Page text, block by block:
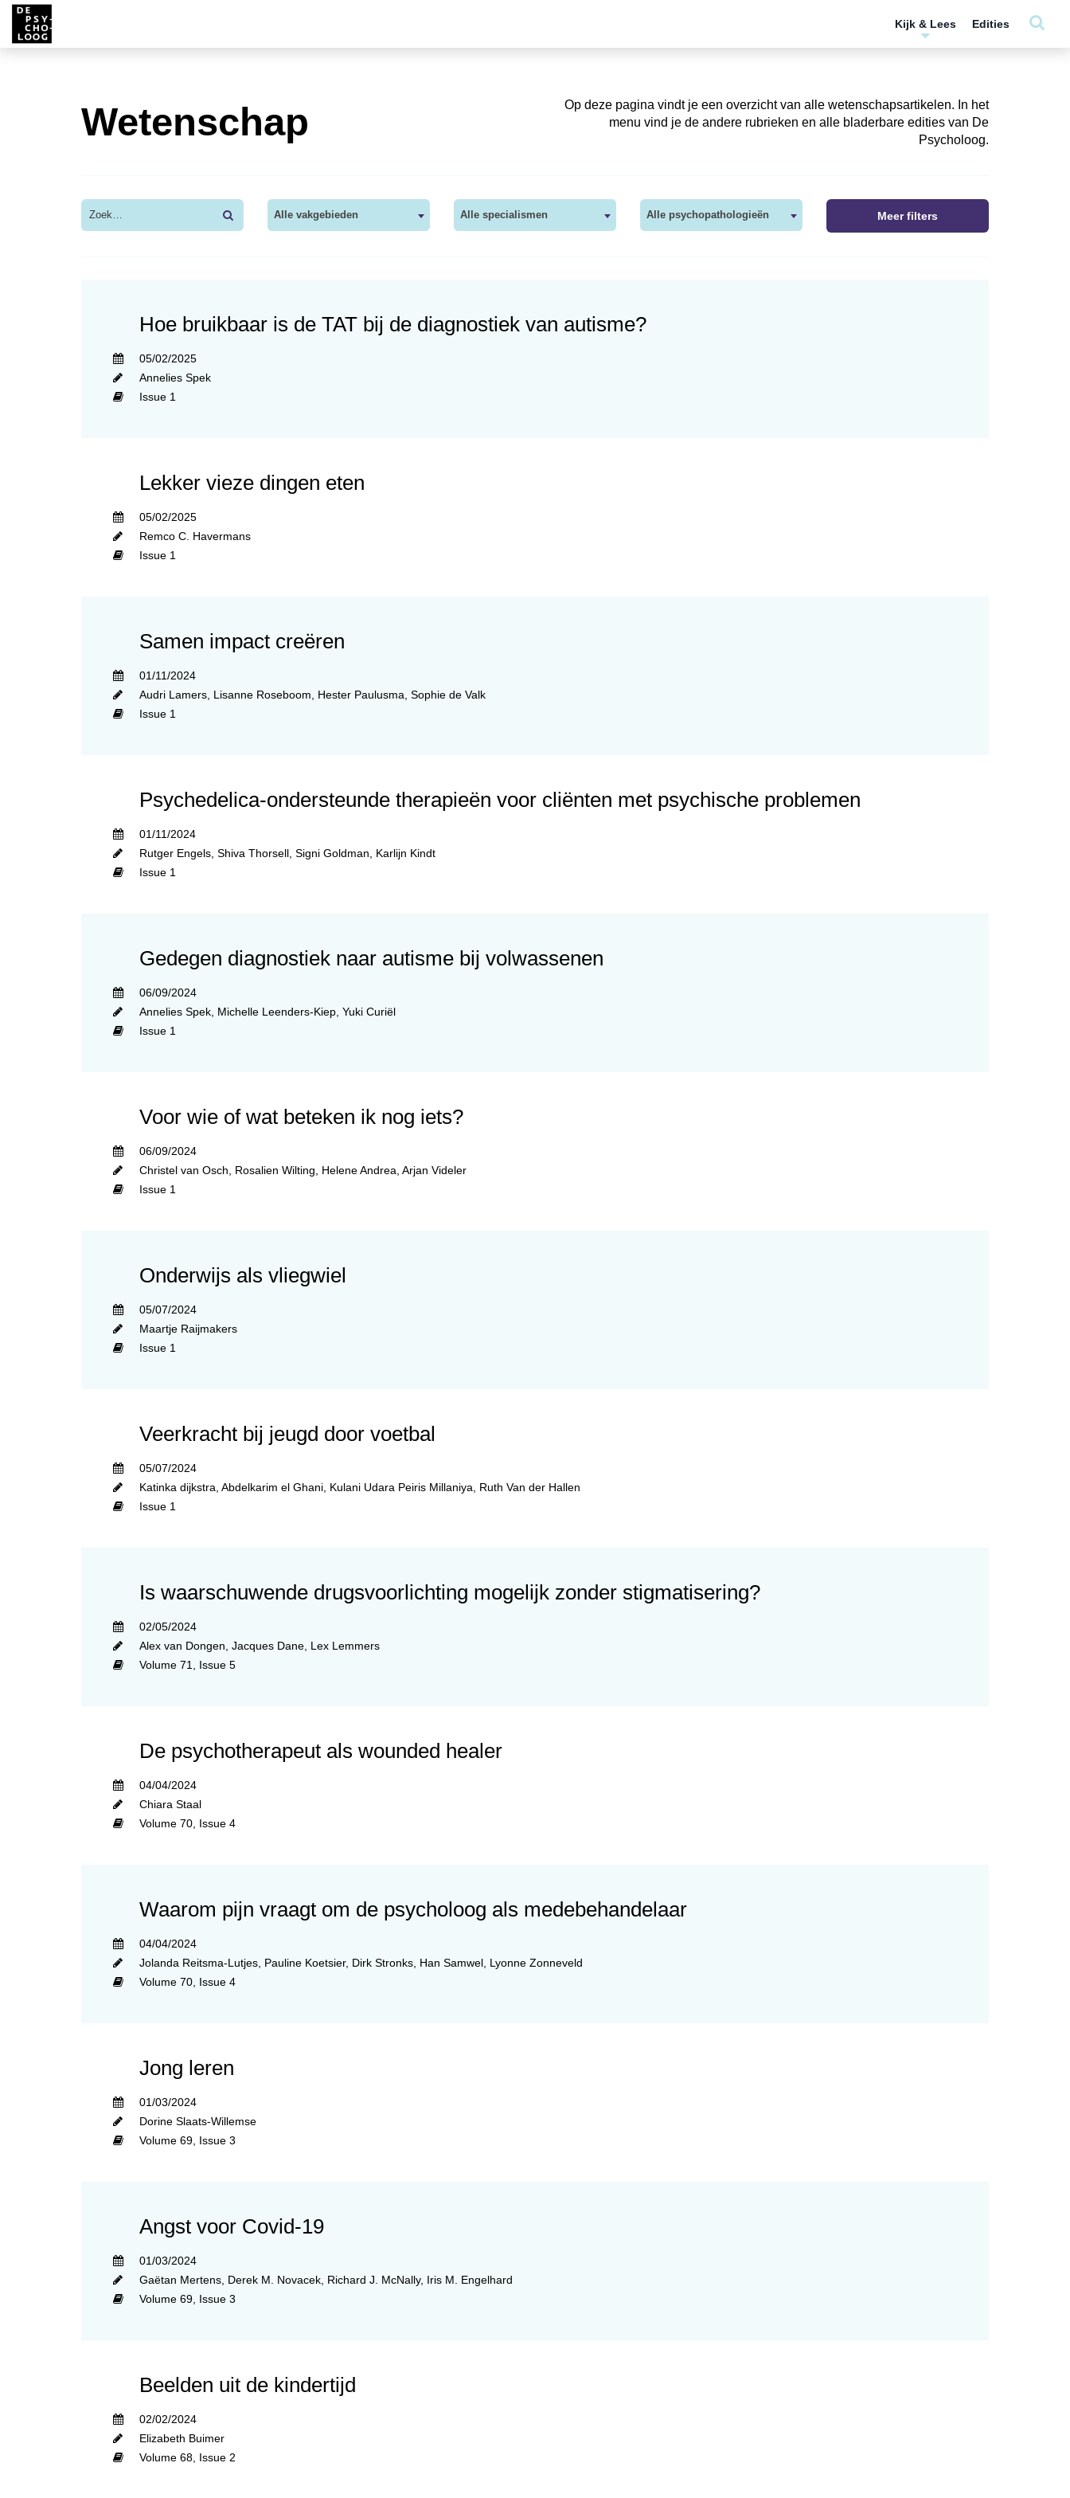
Kijk & Lees Edities
Wetenschap
Op deze pagina vindt je een overzicht van alle wetenschapsartikelen. In het
menu vind je de andere rubrieken en alle bladerbare edities van De
Psycholoog.
Alle vakgebieden Alle specialismen Alle psychopathologieën Meer filters
Hoe bruikbaar is de TAT bij de diagnostiek van autisme?
05/02/2025
Annelies Spek
Issue 1
Lekker vieze dingen eten
05/02/2025
Remco C. Havermans
Issue 1
Samen impact creëren
01/11/2024
Audri Lamers Lisanne Roseboom Hester Paulusma Sophie de Valk
Issue 1
Psychedelica-ondersteunde therapieën voor cliënten met psychische problemen
01/11/2024
Rutger Engels Shiva Thorsell Signi Goldman
Karlijn Kindt
Issue 1
Gedegen diagnostiek naar autisme bij volwassenen
06/09/2024
Annelies Spek Michelle Leenders-Kiep Yuki Curiël
Issue 1
Voor wie of wat beteken ik nog iets?
06/09/2024
Christel van Osch
Rosalien Wilting Helene Andrea Arjan Videler
Issue 1
Onderwijs als vliegwiel
05/07/2024
Maartje Raijmakers
Issue 1
Veerkracht bij jeugd door voetbal
05/07/2024
Katinka dijkstra Abdelkarim el Ghani Kulani Udara Peiris Millaniya
Ruth Van der Hallen
Issue 1
Is waarschuwende drugsvoorlichting mogelijk zonder stigmatisering?
02/05/2024
Alex van Dongen Jacques Dane Lex Lemmers
Volume 71, Issue 5
De psychotherapeut als wounded healer
04/04/2024
Chiara Staal
Volume 70, Issue 4
Waarom pijn vraagt om de psycholoog als medebehandelaar
04/04/2024
Jolanda Reitsma-Lutjes Pauline Koetsier, Dirk Stronks Han Samwel Lyonne Zonneveld
Volume 70, Issue 4
Jong leren
01/03/2024
Dorine Slaats-Willemse
Volume 69, Issue 3
Angst voor Covid-19
01/03/2024
Gaëtan Mertens Derek M. Novacek Richard J. McNally, Iris M. Engelhard
Volume 69, Issue 3
Beelden uit de kindertijd
02/02/2024
Elizabeth Buimer
Volume 68, Issue 2